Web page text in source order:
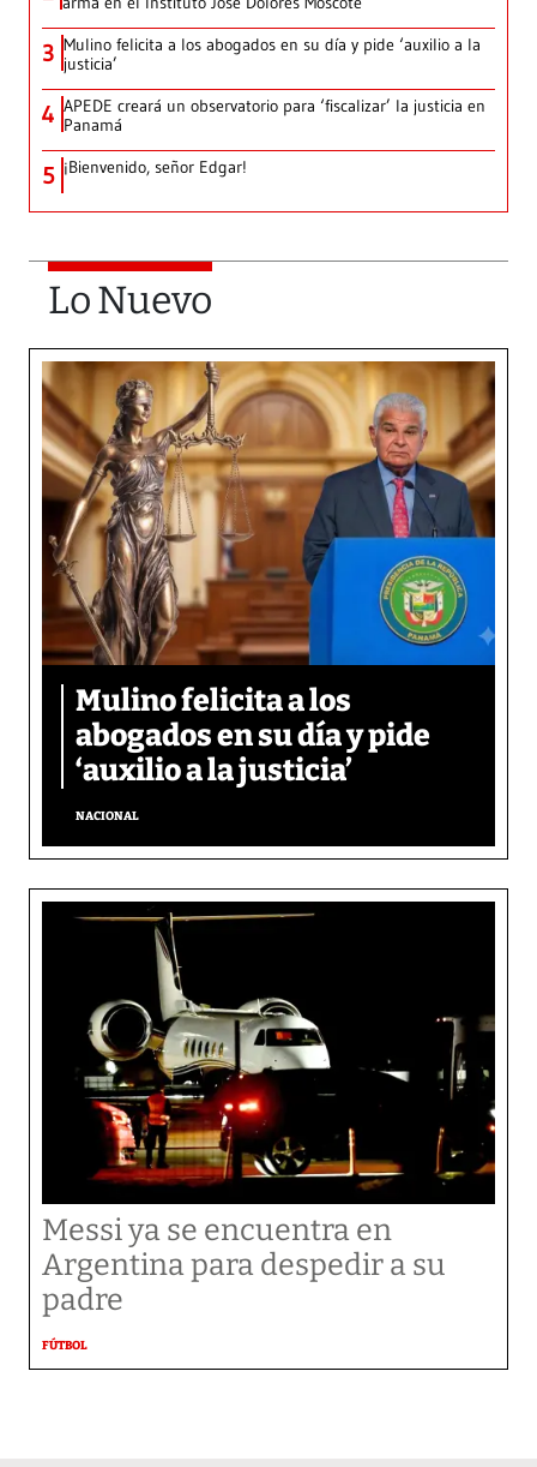
3 Mulino felicita a los abogados en su día y pide ‘auxilio a la
justicia’
4 APEDE creará un observatorio para ‘fiscalizar’ la justicia en
Panamá
5 ¡Bienvenido, señor Edgar!
Lo Nuevo
Mulino felicita a los
abogados en su día y pide
‘auxilio a la justicia’
NACIONAL
Messi ya se encuentra en
Argentina para despedir a su
padre
FÚTBOL